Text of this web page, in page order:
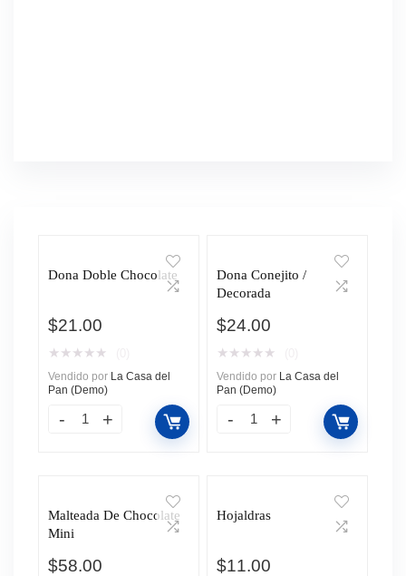
Dona Doble Chocolate
$21.00
★ ★ ★ ★ ★
Vendido por La Casa del
Pan (Demo)
Dona Conejito /
Decorada
$24.00
★ ★ ★ ★ ★
Vendido por La Casa del
Pan (Demo)
Malteada De Chocolate
Mini
$58.00
Hojaldras
$11.00